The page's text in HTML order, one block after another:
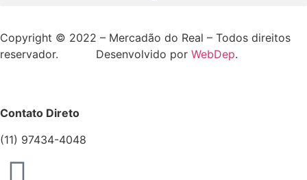
Copyright © 2022 – Mercadão do Real – Todos direitos
reservador. Desenvolvido por WebDep.
Contato Direto
(11) 97434-4048